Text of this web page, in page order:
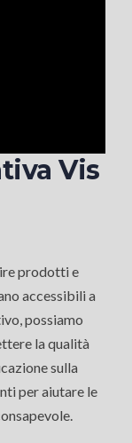
Vis
prodotti e
accessibili a
possiamo
la qualità
sulla
per aiutare le